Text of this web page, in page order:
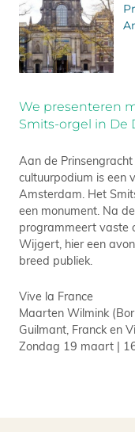
We presenteren
Smits-orgel in De
Aan de
cultuurpodium is een
Amsterdam. Het
een monument. Na
programmeert vaste
Wijgert, hier een
breed publiek.
Vive la France
Maarten Wilmink
Guilmant, Franck en
Zondag 19 maart |